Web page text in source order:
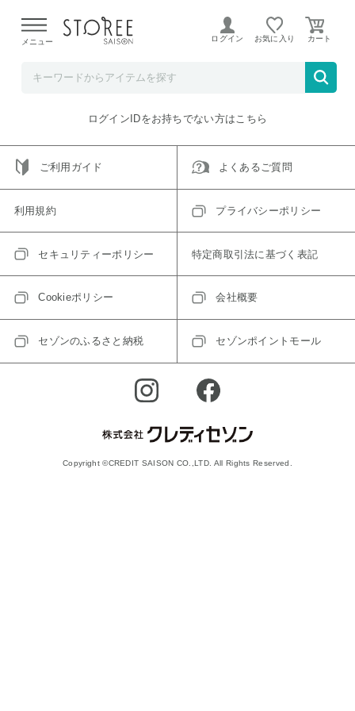
よる配送遅延が発生しております。
メニュー ログイン お気に入り
ご指定のアイテムは取り扱い終了、またはただいま取り扱い
トップへ戻る
ログインIDをお持ちでない方はこちら
ご利用ガイド よくあるご質問
利用規約 プライバシーポリシー
セキュリティーポリシー 特定商取引法に基づく表記
Cookieポリシー 会社概要
セゾンのふるさと納税 セゾンポイントモール
Copyright ©CREDIT SAISON CO.,LTD. All Rights Reserved.